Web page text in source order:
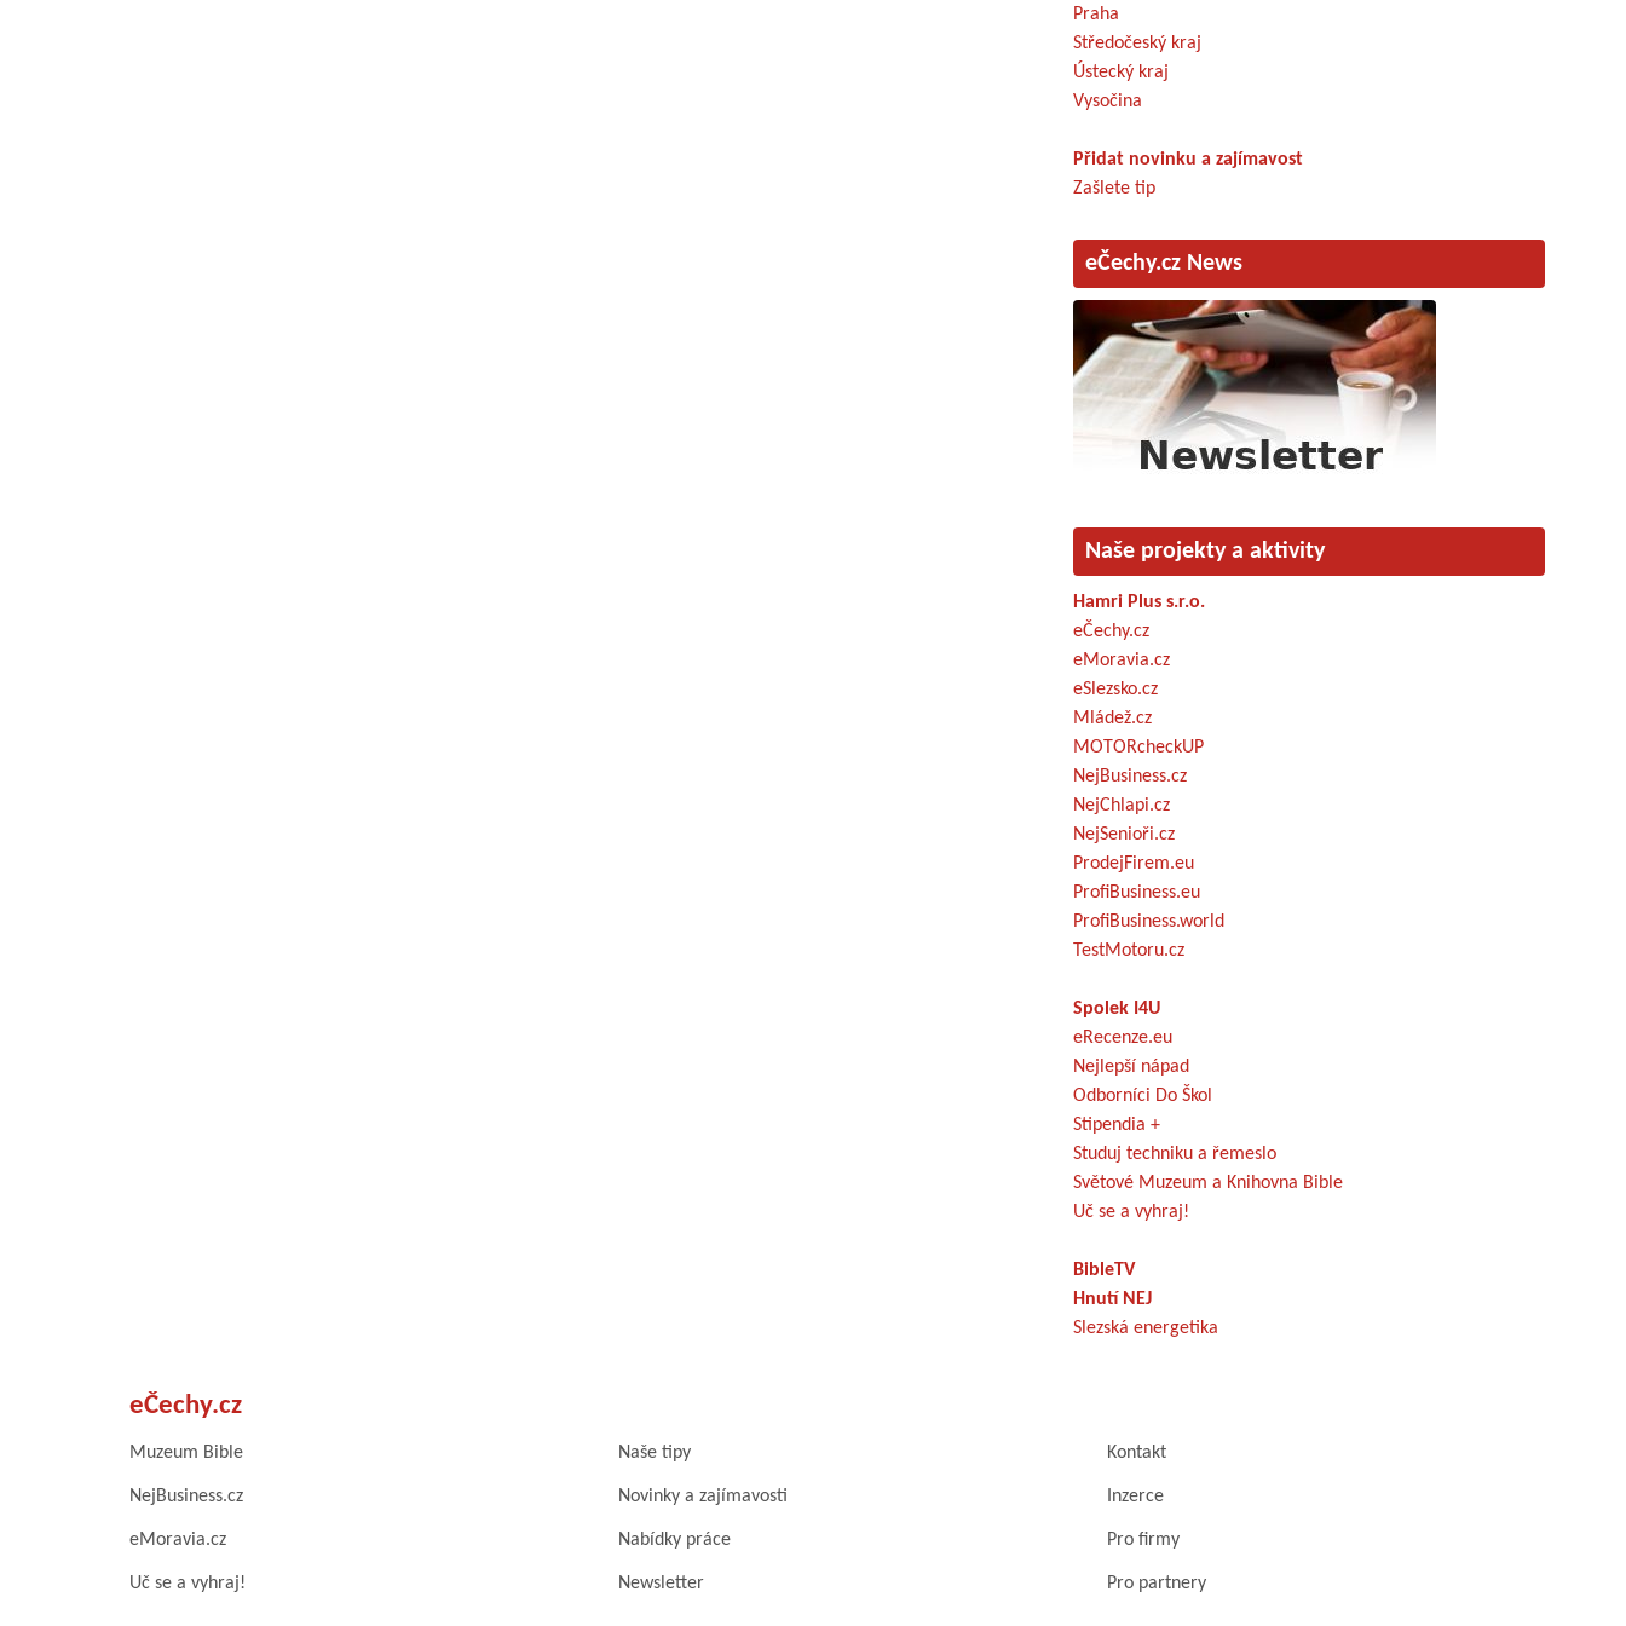
Praha
Středočeský kraj
Ústecký kraj
Vysočina
Přidat novinku a zajímavost
Zašlete tip
eČechy.cz News
Naše projekty a aktivity
Hamri Plus s.r.o.
eČechy.cz
eMoravia.cz
eSlezsko.cz
Mládež.cz
MOTORcheckUP
NejBusiness.cz
NejChlapi.cz
NejSenioři.cz
ProdejFirem.eu
ProfiBusiness.eu
ProfiBusiness.world
TestMotoru.cz
Spolek I4U
eRecenze.eu
Nejlepší nápad
Odborníci Do Škol
Stipendia +
Studuj techniku a řemeslo
Světové Muzeum a Knihovna Bible
Uč se a vyhraj!
BibleTV
Hnutí NEJ
Slezská energetika
eČechy.cz
Muzeum Bible Naše tipy Kontakt
NejBusiness.cz Novinky a zajímavosti Inzerce
eMoravia.cz Nabídky práce Pro firmy
Uč se a vyhraj! Newsletter Pro partnery